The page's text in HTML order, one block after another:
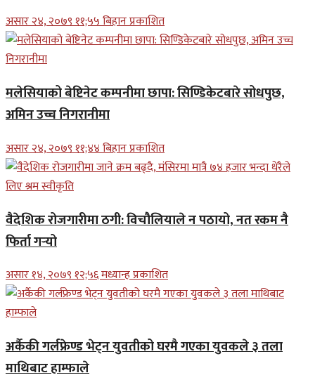
असार २४, २०७९ ११;५५ बिहान प्रकाशित
मलेसियाको बेष्टिनेट कम्पनीमा छापा: सिण्डिकेटबारे सोधपुछ,
अमिन उच्च निगरानीमा
असार २४, २०७९ ११;४४ बिहान प्रकाशित
वैदेशिक रोजगारीमा ठगी: विचौलियाले न पठायो, नत रकम नै
फिर्ता गर्‍यो
असार १४, २०७९ १२;५६ मध्यान्ह प्रकाशित
अर्कैकी गर्लफ्रेण्ड भेट्न युवतीको घरमै गएका युवकले ३ तला
माथिबाट हाम्फाले